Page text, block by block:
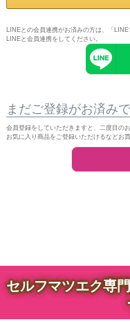
LINEとの会員連携がお済みの方は、「
LINEと会員連携 をしてください。
まだご登録がお済み
会員登録をしていただきますと、二度目の
お気に入り商品をご登録いただけるなどお
セルフマツエク専